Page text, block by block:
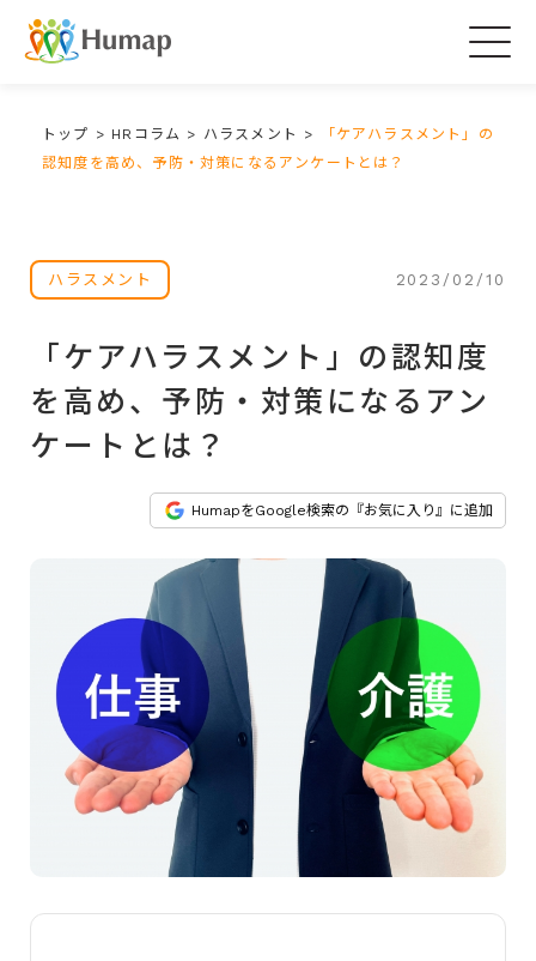
トップ > HRコラム > ハラスメント >
「ケアハラスメント」の
認知度を高め、予防・対策になるアンケートとは？
ハラスメント 2023/02/10
「ケアハラスメント」の認知度
を高め、予防・対策になるアン
ケートとは？
HumapをGoogle検索の『お気に入り』に追加